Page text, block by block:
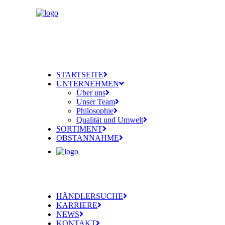
STARTSEITE
UNTERNEHMEN
Über uns
Unser Team
Philosophie
Qualität und Umwelt
SORTIMENT
OBSTANNAHME
HÄNDLERSUCHE
KARRIERE
NEWS
KONTAKT